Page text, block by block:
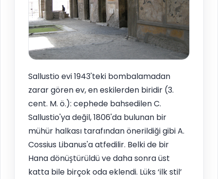
Sallustio evi 1943'teki bombalamadan
zarar gören ev, en eskilerden biridir (3.
cent. M. ö.): cephede bahsedilen C.
Sallustio'ya değil, 1806'da bulunan bir
mühür halkası tarafından önerildiği gibi A.
Cossius Libanus'a atfedilir. Belki de bir
Hana dönüştürüldü ve daha sonra üst
katta bile birçok oda eklendi. Lüks ‘ilk stil’